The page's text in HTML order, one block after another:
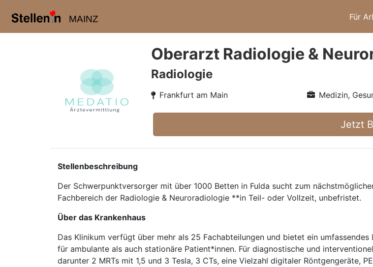
MAINZ Für
Oberarzt Radiologie &
Radiologie
Frankfurt am Main Medizin,
Jetzt
Stellenbeschreibung
Der Schwerpunktversorger mit über 1000 Betten in Fulda sucht zum
Fachbereich der Radiologie & Neuroradiologie **in Teil- oder Vollzeit, unbefristet.
Über das Krankenhaus
Das Klinikum verfügt über mehr als 25 Fachabteilungen und bietet ein
für ambulante als auch stationäre Patient*innen. Für diagnostische und
darunter 2 MRTs mit 1,5 und 3 Tesla, 3 CTs, eine Vielzahl digitaler Röntgengeräte,